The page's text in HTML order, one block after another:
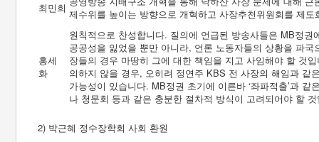
최민희 제수위를 높이는 방향으로 개혁하고 사장추천위원회를 제도
홍세
화
원칙적으로 찬성합니다. 질의에 언급된 방송사들은 MB정권
공공성을 잃었을 뿐만 아니라, 언론 노동자들의 상황을 파
장들의 경우 마땅히 그에 대한 책임을 지고 사임해야 할 것
의하지 않을 경우, 오히려 정연주 KBS 전 사장의 해임과 같
가능성이 있습니다. MB정권 초기에 이른바 ‘좌파적출’과
나 청문회 등과 같은 충분한 절차적 방식이 고려되어야 할
2) 박근혜 정수장학회 사회 환원